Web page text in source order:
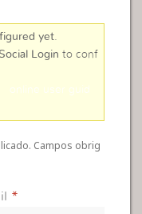
yet
Login to conf
online user guid
Campos obrig
*